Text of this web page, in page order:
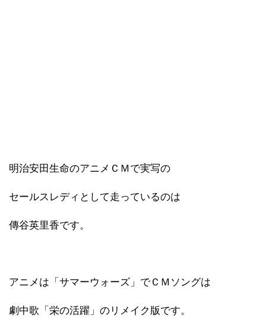
明治安田生命のアニメＣＭで実写の
セールスレディとして走っているのは
傳谷英里香です。
アニメは「サマーウォーズ」でＣＭソングは
劇中歌「栄の活躍」のリメイク版です。